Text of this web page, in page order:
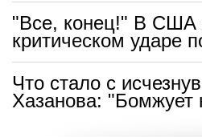
"Все, конец!" В США
критическом ударе
Что стало с
Хазанова: "Бомжует